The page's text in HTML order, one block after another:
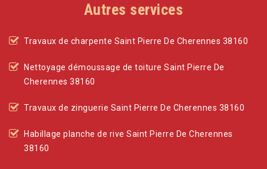
Autres services
Travaux de charpente Saint Pierre De Cherennes 38160
Nettoyage démoussage de toiture Saint Pierre De
Cherennes 38160
Travaux de zinguerie Saint Pierre De Cherennes 38160
Habillage planche de rive Saint Pierre De Cherennes
38160